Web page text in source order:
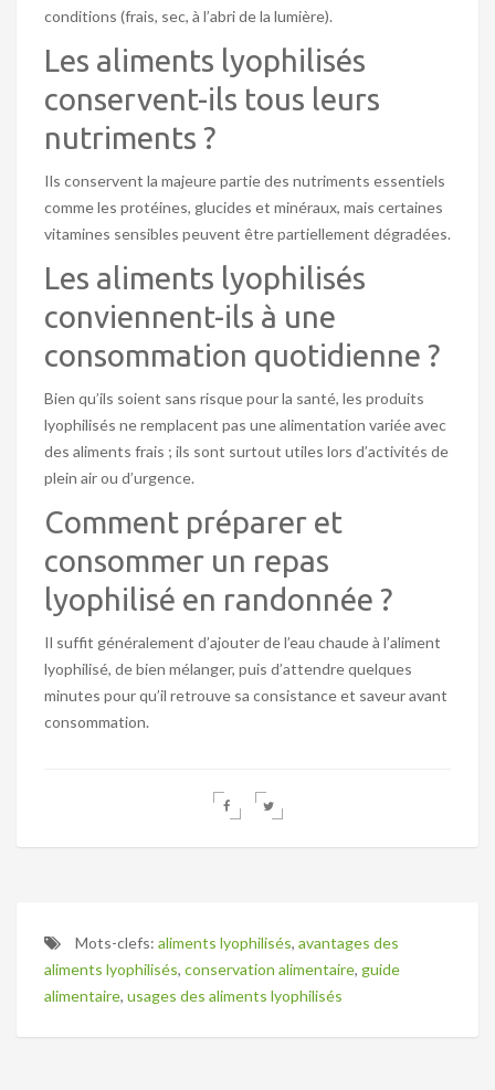
conditions (frais, sec, à l’abri de la lumière).
Les aliments lyophilisés
conservent-ils tous leurs
nutriments ?
Ils conservent la majeure partie des nutriments essentiels
comme les protéines, glucides et minéraux, mais certaines
vitamines sensibles peuvent être partiellement dégradées.
Les aliments lyophilisés
conviennent-ils à une
consommation quotidienne ?
Bien qu’ils soient sans risque pour la santé, les produits
lyophilisés ne remplacent pas une alimentation variée avec
des aliments frais ; ils sont surtout utiles lors d’activités de
plein air ou d’urgence.
Comment préparer et
consommer un repas
lyophilisé en randonnée ?
Il suffit généralement d’ajouter de l’eau chaude à l’aliment
lyophilisé, de bien mélanger, puis d’attendre quelques
minutes pour qu’il retrouve sa consistance et saveur avant
consommation.
Mots-clefs: aliments lyophilisés, avantages des
aliments lyophilisés, conservation alimentaire, guide
alimentaire, usages des aliments lyophilisés